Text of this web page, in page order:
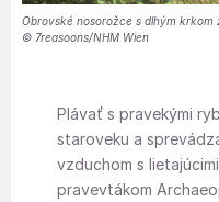
Obrovské nosorožce s dlhým krkom
© 7reasoons/NHM Wien
Plávať s pravekými
staroveku a
vzduchom s
pravevtákom